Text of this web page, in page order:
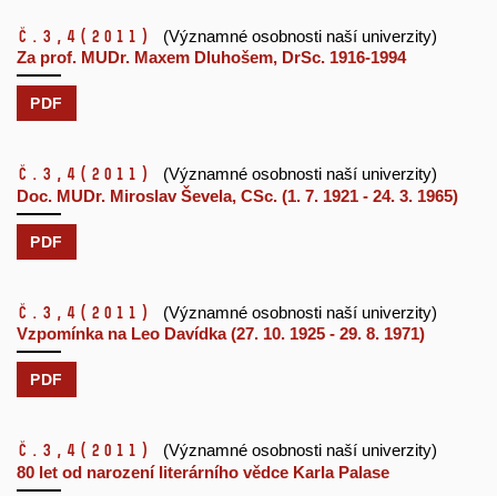
č.3,4 (2011)
(Významné osobnosti naší univerzity)
Za prof. MUDr. Maxem Dluhošem, DrSc. 1916-1994
PDF
č.3,4 (2011)
(Významné osobnosti naší univerzity)
Doc. MUDr. Miroslav Ševela, CSc. (1. 7. 1921 - 24. 3. 1965)
PDF
č.3,4 (2011)
(Významné osobnosti naší univerzity)
Vzpomínka na Leo Davídka (27. 10. 1925 - 29. 8. 1971)
PDF
č.3,4 (2011)
(Významné osobnosti naší univerzity)
80 let od narození literárního vědce Karla Palase